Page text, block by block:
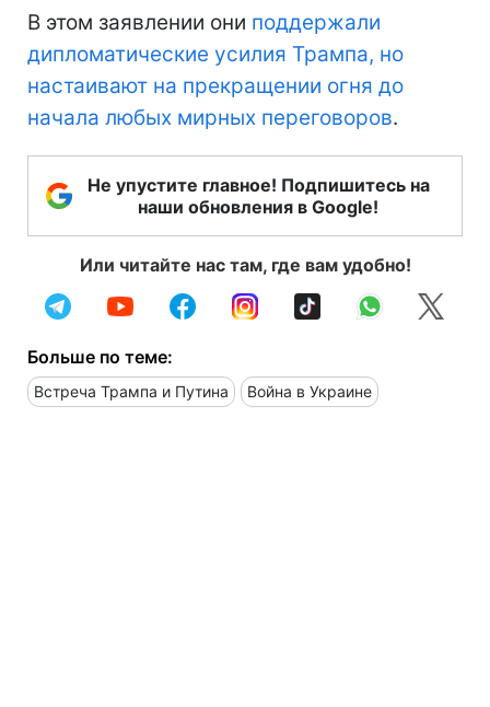
В этом заявлении они поддержали
дипломатические усилия Трампа, но
настаивают на прекращении огня до
начала любых мирных переговоров.
Не упустите главное! Подпишитесь на
наши обновления в Google!
Или читайте нас там, где вам удобно!
Больше по теме:
Встреча Трампа и Путина Война в Украине